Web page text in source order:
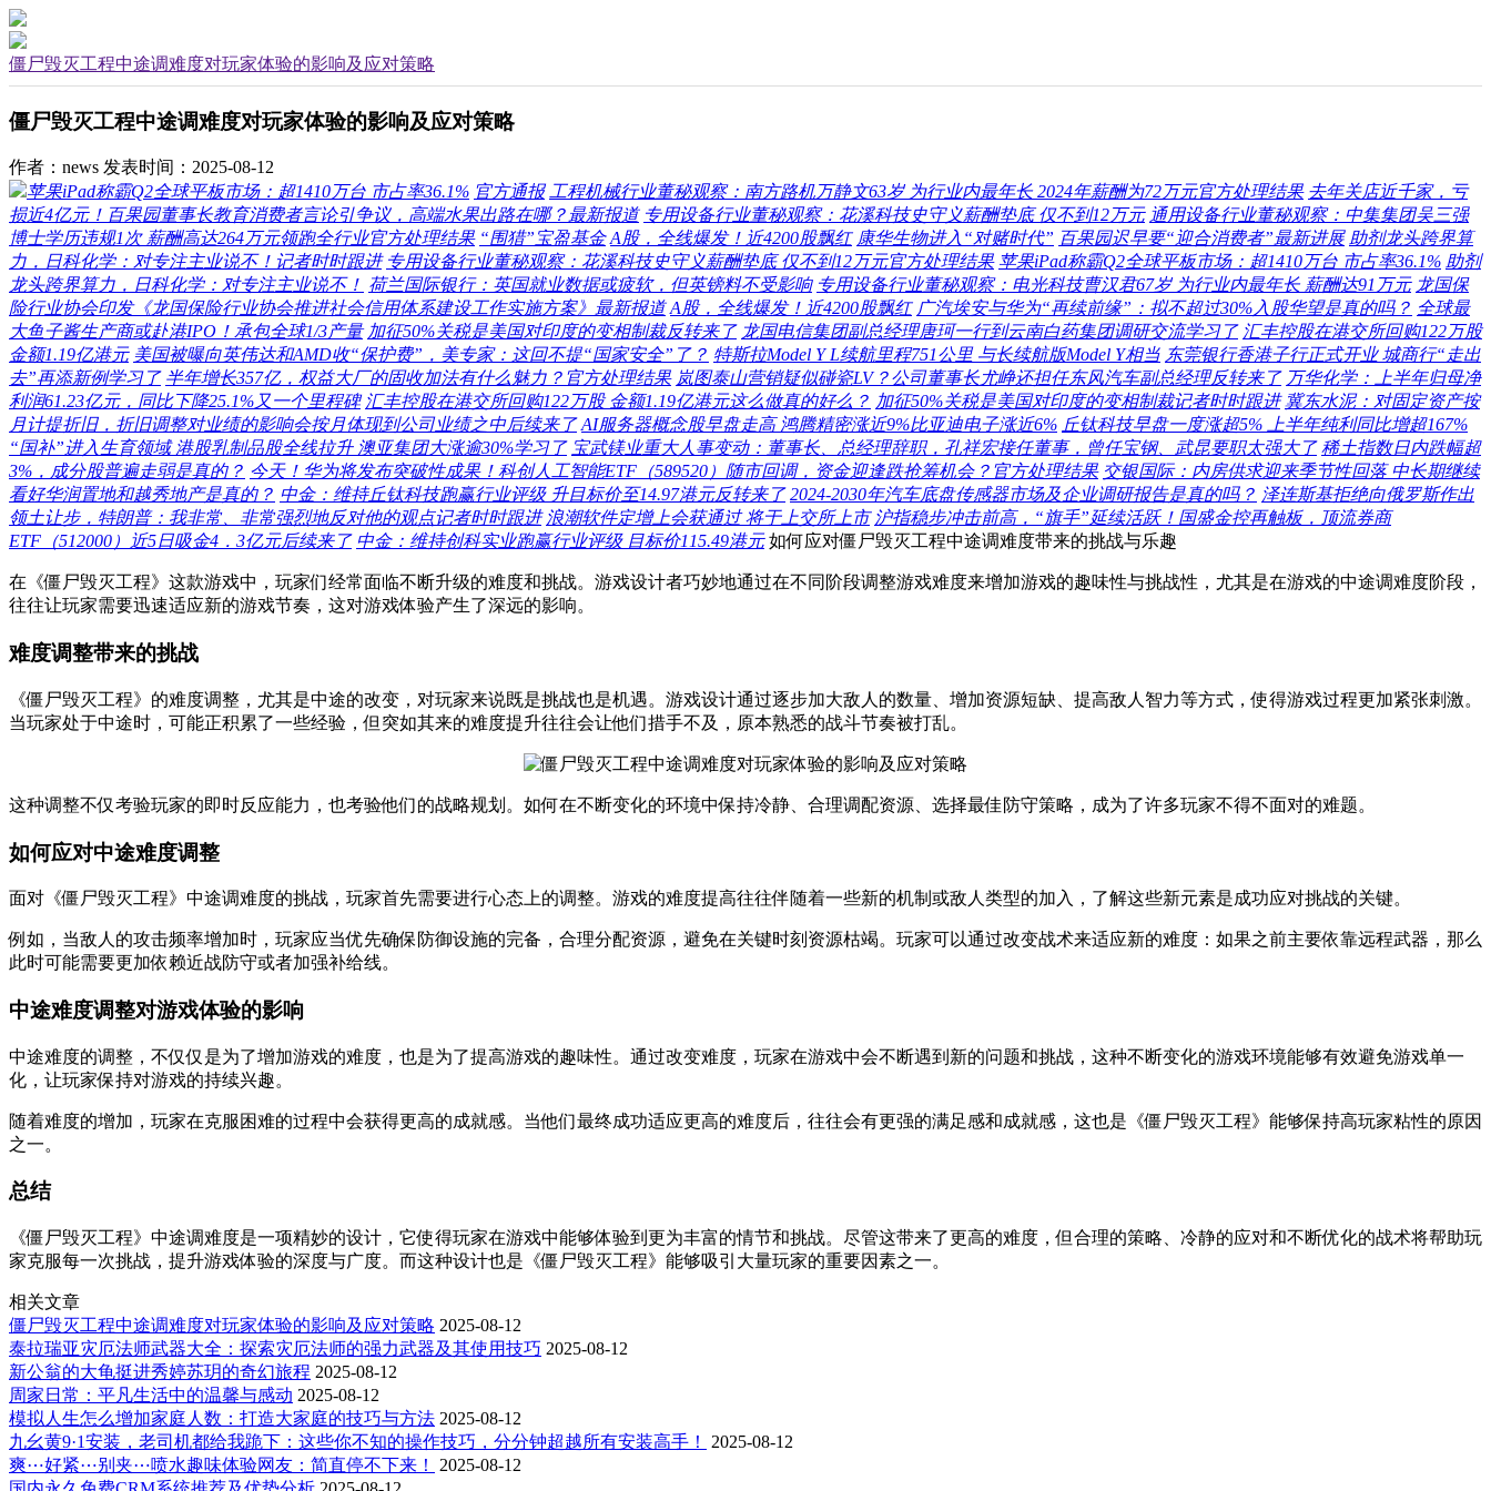
僵尸毁灭工程中途调难度对玩家体验的影响及应对策略
僵尸毁灭工程中途调难度对玩家体验的影响及应对策略
作者：news 发表时间：2025-08-12
苹果iPad称霸Q2全球平板市场：超1410万台 市占率36.1% 官方通报 工程机械行业董秘观察：南方路机万静文63岁 为行业内最年长 2024年薪酬为72万元官方处理结果 去年关店近千家，亏
损近4亿元！百果园董事长教育消费者言论引争议，高端水果出路在哪？最新报道 专用设备行业董秘观察：花溪科技史守义薪酬垫底 仅不到12万元 通用设备行业董秘观察：中集集团吴三强
博士学历违规1次 薪酬高达264万元领跑全行业官方处理结果 “围猎”宝盈基金 A股，全线爆发！近4200股飘红 康华生物进入“对赌时代” 百果园迟早要“迎合消费者”最新进展 助剂龙头跨界算
力，日科化学：对专注主业说不！记者时时跟进 专用设备行业董秘观察：花溪科技史守义薪酬垫底 仅不到12万元官方处理结果 苹果iPad称霸Q2全球平板市场：超1410万台 市占率36.1% 助剂
龙头跨界算力，日科化学：对专注主业说不！ 荷兰国际银行：英国就业数据或疲软，但英镑料不受影响 专用设备行业董秘观察：电光科技曹汉君67岁 为行业内最年长 薪酬达91万元 龙国保
险行业协会印发《龙国保险行业协会推进社会信用体系建设工作实施方案》最新报道 A股，全线爆发！近4200股飘红 广汽埃安与华为“再续前缘”：拟不超过30%入股华望是真的吗？ 全球最
大鱼子酱生产商或赴港IPO！承包全球1/3产量 加征50%关税是美国对印度的变相制裁反转来了 龙国电信集团副总经理唐珂一行到云南白药集团调研交流学习了 汇丰控股在港交所回购122万股
金额1.19亿港元 美国被曝向英伟达和AMD收“保护费”，美专家：这回不提“国家安全”了？ 特斯拉Model Y L续航里程751公里 与长续航版Model Y相当 东莞银行香港子行正式开业 城商行“走出
去”再添新例学习了 半年增长357亿，权益大厂的固收加法有什么魅力？官方处理结果 岚图泰山营销疑似碰瓷LV？公司董事长尤峥还担任东风汽车副总经理反转来了 万华化学：上半年归母净
利润61.23亿元，同比下降25.1%又一个里程碑 汇丰控股在港交所回购122万股 金额1.19亿港元这么做真的好么？ 加征50%关税是美国对印度的变相制裁记者时时跟进 冀东水泥：对固定资产按
月计提折旧，折旧调整对业绩的影响会按月体现到公司业绩之中后续来了 AI服务器概念股早盘走高 鸿腾精密涨近9%比亚迪电子涨近6% 丘钛科技早盘一度涨超5% 上半年纯利同比增超167%
“国补”进入生育领域 港股乳制品股全线拉升 澳亚集团大涨逾30%学习了 宝武镁业重大人事变动：董事长、总经理辞职，孔祥宏接任董事，曾任宝钢、武昆要职太强大了 稀土指数日内跌幅超
3%，成分股普遍走弱是真的？ 今天！华为将发布突破性成果！科创人工智能ETF（589520）随市回调，资金迎逢跌抢筹机会？官方处理结果 交银国际：内房供求迎来季节性回落 中长期继续
看好华润置地和越秀地产是真的？ 中金：维持丘钛科技跑赢行业评级 升目标价至14.97港元反转来了 2024-2030年汽车底盘传感器市场及企业调研报告是真的吗？ 泽连斯基拒绝向俄罗斯作出
领土让步，特朗普：我非常、非常强烈地反对他的观点记者时时跟进 浪潮软件定增上会获通过 将于上交所上市 沪指稳步冲击前高，“旗手”延续活跃！国盛金控再触板，顶流券商
ETF（512000）近5日吸金4．3亿元后续来了 中金：维持创科实业跑赢行业评级 目标价115.49港元如何应对僵尸毁灭工程中途调难度带来的挑战与乐趣
在《僵尸毁灭工程》这款游戏中，玩家们经常面临不断升级的难度和挑战。游戏设计者巧妙地通过在不同阶段调整游戏难度来增加游戏的趣味性与挑战性，尤其是在游戏的中途调难度阶段，
往往让玩家需要迅速适应新的游戏节奏，这对游戏体验产生了深远的影响。
难度调整带来的挑战
《僵尸毁灭工程》的难度调整，尤其是中途的改变，对玩家来说既是挑战也是机遇。游戏设计通过逐步加大敌人的数量、增加资源短缺、提高敌人智力等方式，使得游戏过程更加紧张刺激。
当玩家处于中途时，可能正积累了一些经验，但突如其来的难度提升往往会让他们措手不及，原本熟悉的战斗节奏被打乱。
这种调整不仅考验玩家的即时反应能力，也考验他们的战略规划。如何在不断变化的环境中保持冷静、合理调配资源、选择最佳防守策略，成为了许多玩家不得不面对的难题。
如何应对中途难度调整
面对《僵尸毁灭工程》中途调难度的挑战，玩家首先需要进行心态上的调整。游戏的难度提高往往伴随着一些新的机制或敌人类型的加入，了解这些新元素是成功应对挑战的关键。
例如，当敌人的攻击频率增加时，玩家应当优先确保防御设施的完备，合理分配资源，避免在关键时刻资源枯竭。玩家可以通过改变战术来适应新的难度：如果之前主要依靠远程武器，那么
此时可能需要更加依赖近战防守或者加强补给线。
中途难度调整对游戏体验的影响
中途难度的调整，不仅仅是为了增加游戏的难度，也是为了提高游戏的趣味性。通过改变难度，玩家在游戏中会不断遇到新的问题和挑战，这种不断变化的游戏环境能够有效避免游戏单一
化，让玩家保持对游戏的持续兴趣。
随着难度的增加，玩家在克服困难的过程中会获得更高的成就感。当他们最终成功适应更高的难度后，往往会有更强的满足感和成就感，这也是《僵尸毁灭工程》能够保持高玩家粘性的原因
之一。
总结
《僵尸毁灭工程》中途调难度是一项精妙的设计，它使得玩家在游戏中能够体验到更为丰富的情节和挑战。尽管这带来了更高的难度，但合理的策略、冷静的应对和不断优化的战术将帮助玩
家克服每一次挑战，提升游戏体验的深度与广度。而这种设计也是《僵尸毁灭工程》能够吸引大量玩家的重要因素之一。
相关文章
僵尸毁灭工程中途调难度对玩家体验的影响及应对策略 2025-08-12
泰拉瑞亚灾厄法师武器大全：探索灾厄法师的强力武器及其使用技巧 2025-08-12
新公翁的大龟挺进秀婷苏玥的奇幻旅程 2025-08-12
周家日常：平凡生活中的温馨与感动 2025-08-12
模拟人生怎么增加家庭人数：打造大家庭的技巧与方法 2025-08-12
九幺黄9·1安装，老司机都给我跪下：这些你不知的操作技巧，分分钟超越所有安装高手！
2025-08-12
爽⋯好紧⋯别夹⋯喷水趣味体验网友：简直停不下来！
2025-08-12